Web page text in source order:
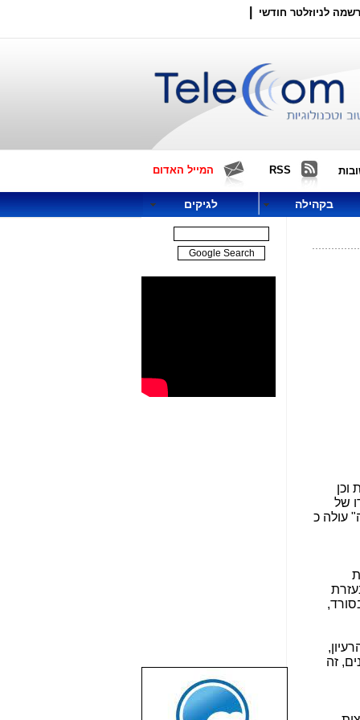
לניוזלטר חודשי
RSS המייל האדום
בקהילה לגיקים
וכן
של
עולה כ
זה
שבוע טוב לכל
הגולשים באשר